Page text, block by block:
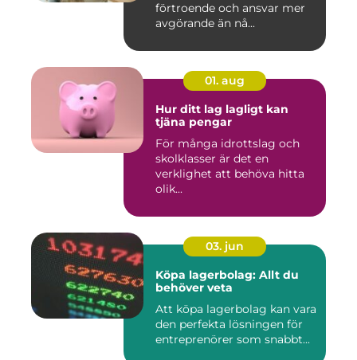
förtroende och ansvar mer
avgörande än nå...
01. aug
Hur ditt lag lagligt kan
tjäna pengar
För många idrottslag och
skolklasser är det en
verklighet att behöva hitta
olik...
03. jun
Köpa lagerbolag: Allt du
behöver veta
Att köpa lagerbolag kan vara
den perfekta lösningen för
entreprenörer som snabbt...